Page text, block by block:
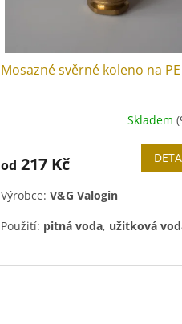
Mosazné svěrné koleno na PE
Skladem
od 217 Kč
Výrobce:V&G Valogin
Použití: pitná voda, užitková